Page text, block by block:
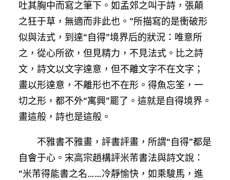
吐其胸中而寫之筆下。如孟郊之叫于詩，張顛
之狂于草，無適而非此也。”所描寫的是衝破形
似與法式，到達“自得”境界后的狀況：唯意所
之，從心所欲，但見精力，不見法式。比之詩
文，詩文以文字達意，但不離文字不在文字；
畫以形達意，不離形也不在形。得魚忘筌，一
切之形，都不外“寓興”罷了。這就是自得境界。
畫這般，詩也是這般。
不雅書不雅畫，評書評畫，所謂“自得”都是
自會于心。宋高宗趙構評米芾書法與詩文說：
“米芾得能書之名……冷靜愉快，如乘駿馬，進